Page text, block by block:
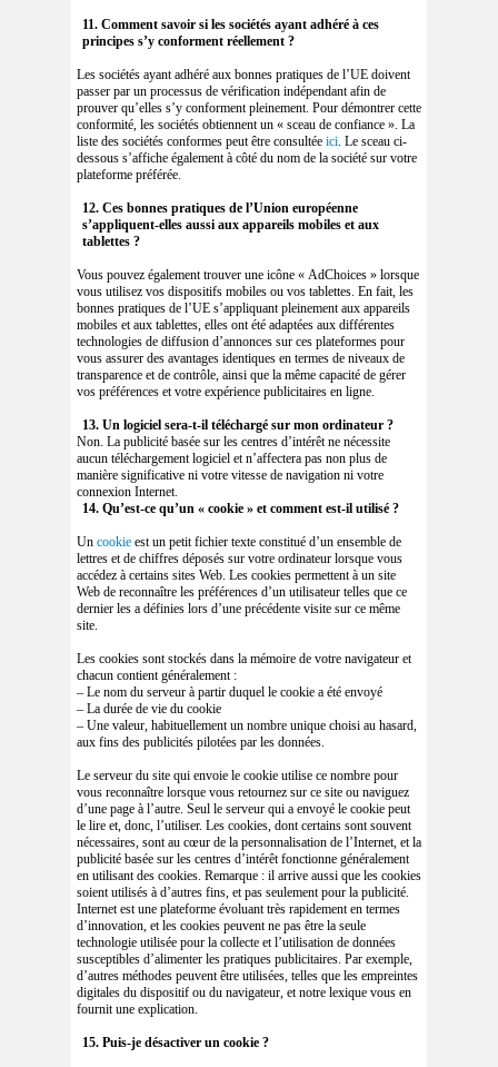
11. Comment savoir si les sociétés ayant adhéré à ces
principes s’y conforment réellement ?
Les sociétés ayant adhéré aux bonnes pratiques de l’UE doivent
passer par un processus de vérification indépendant afin de
prouver qu’elles s’y conforment pleinement. Pour démontrer cette
conformité, les sociétés obtiennent un « sceau de confiance ». La
liste des sociétés conformes peut être consultée ici. Le sceau ci-
dessous s’affiche également à côté du nom de la société sur votre
plateforme préférée.
12. Ces bonnes pratiques de l’Union européenne
s’appliquent-elles aussi aux appareils mobiles et aux
tablettes ?
Vous pouvez également trouver une icône « AdChoices » lorsque
vous utilisez vos dispositifs mobiles ou vos tablettes. En fait, les
bonnes pratiques de l’UE s’appliquant pleinement aux appareils
mobiles et aux tablettes, elles ont été adaptées aux différentes
technologies de diffusion d’annonces sur ces plateformes pour
vous assurer des avantages identiques en termes de niveaux de
transparence et de contrôle, ainsi que la même capacité de gérer
vos préférences et votre expérience publicitaires en ligne.
13. Un logiciel sera-t-il téléchargé sur mon ordinateur ?
Non. La publicité basée sur les centres d’intérêt ne nécessite
aucun téléchargement logiciel et n’affectera pas non plus de
manière significative ni votre vitesse de navigation ni votre
connexion Internet.
14. Qu’est-ce qu’un « cookie » et comment est-il utilisé ?
Un cookie est un petit fichier texte constitué d’un ensemble de
lettres et de chiffres déposés sur votre ordinateur lorsque vous
accédez à certains sites Web. Les cookies permettent à un site
Web de reconnaître les préférences d’un utilisateur telles que ce
dernier les a définies lors d’une précédente visite sur ce même
site.
Les cookies sont stockés dans la mémoire de votre navigateur et
chacun contient généralement :
– Le nom du serveur à partir duquel le cookie a été envoyé
– La durée de vie du cookie
– Une valeur, habituellement un nombre unique choisi au hasard,
aux fins des publicités pilotées par les données.
Le serveur du site qui envoie le cookie utilise ce nombre pour
vous reconnaître lorsque vous retournez sur ce site ou naviguez
d’une page à l’autre. Seul le serveur qui a envoyé le cookie peut
le lire et, donc, l’utiliser. Les cookies, dont certains sont souvent
nécessaires, sont au cœur de la personnalisation de l’Internet, et la
publicité basée sur les centres d’intérêt fonctionne généralement
en utilisant des cookies. Remarque : il arrive aussi que les cookies
soient utilisés à d’autres fins, et pas seulement pour la publicité.
Internet est une plateforme évoluant très rapidement en termes
d’innovation, et les cookies peuvent ne pas être la seule
technologie utilisée pour la collecte et l’utilisation de données
susceptibles d’alimenter les pratiques publicitaires. Par exemple,
d’autres méthodes peuvent être utilisées, telles que les empreintes
digitales du dispositif ou du navigateur, et notre lexique vous en
fournit une explication.
15. Puis-je désactiver un cookie ?